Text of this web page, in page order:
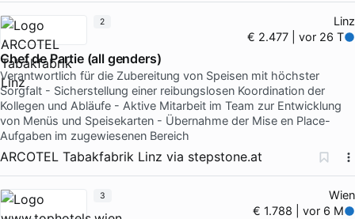
Linz
€ 2.477 | vor 26 T
Chef de Partie (all genders)
Verantwortlich für die Zubereitung von Speisen mit höchster
Sorgfalt - Sicherstellung einer reibungslosen Koordination der
Kollegen und Abläufe - Aktive Mitarbeit im Team zur Entwicklung
von Menüs und Speisekarten - Übernahme der Mise en Place-
Aufgaben im zugewiesenen Bereich
ARCOTEL Tabakfabrik Linz via stepstone.at
2
Wien
€ 1.788 | vor 6 M
3